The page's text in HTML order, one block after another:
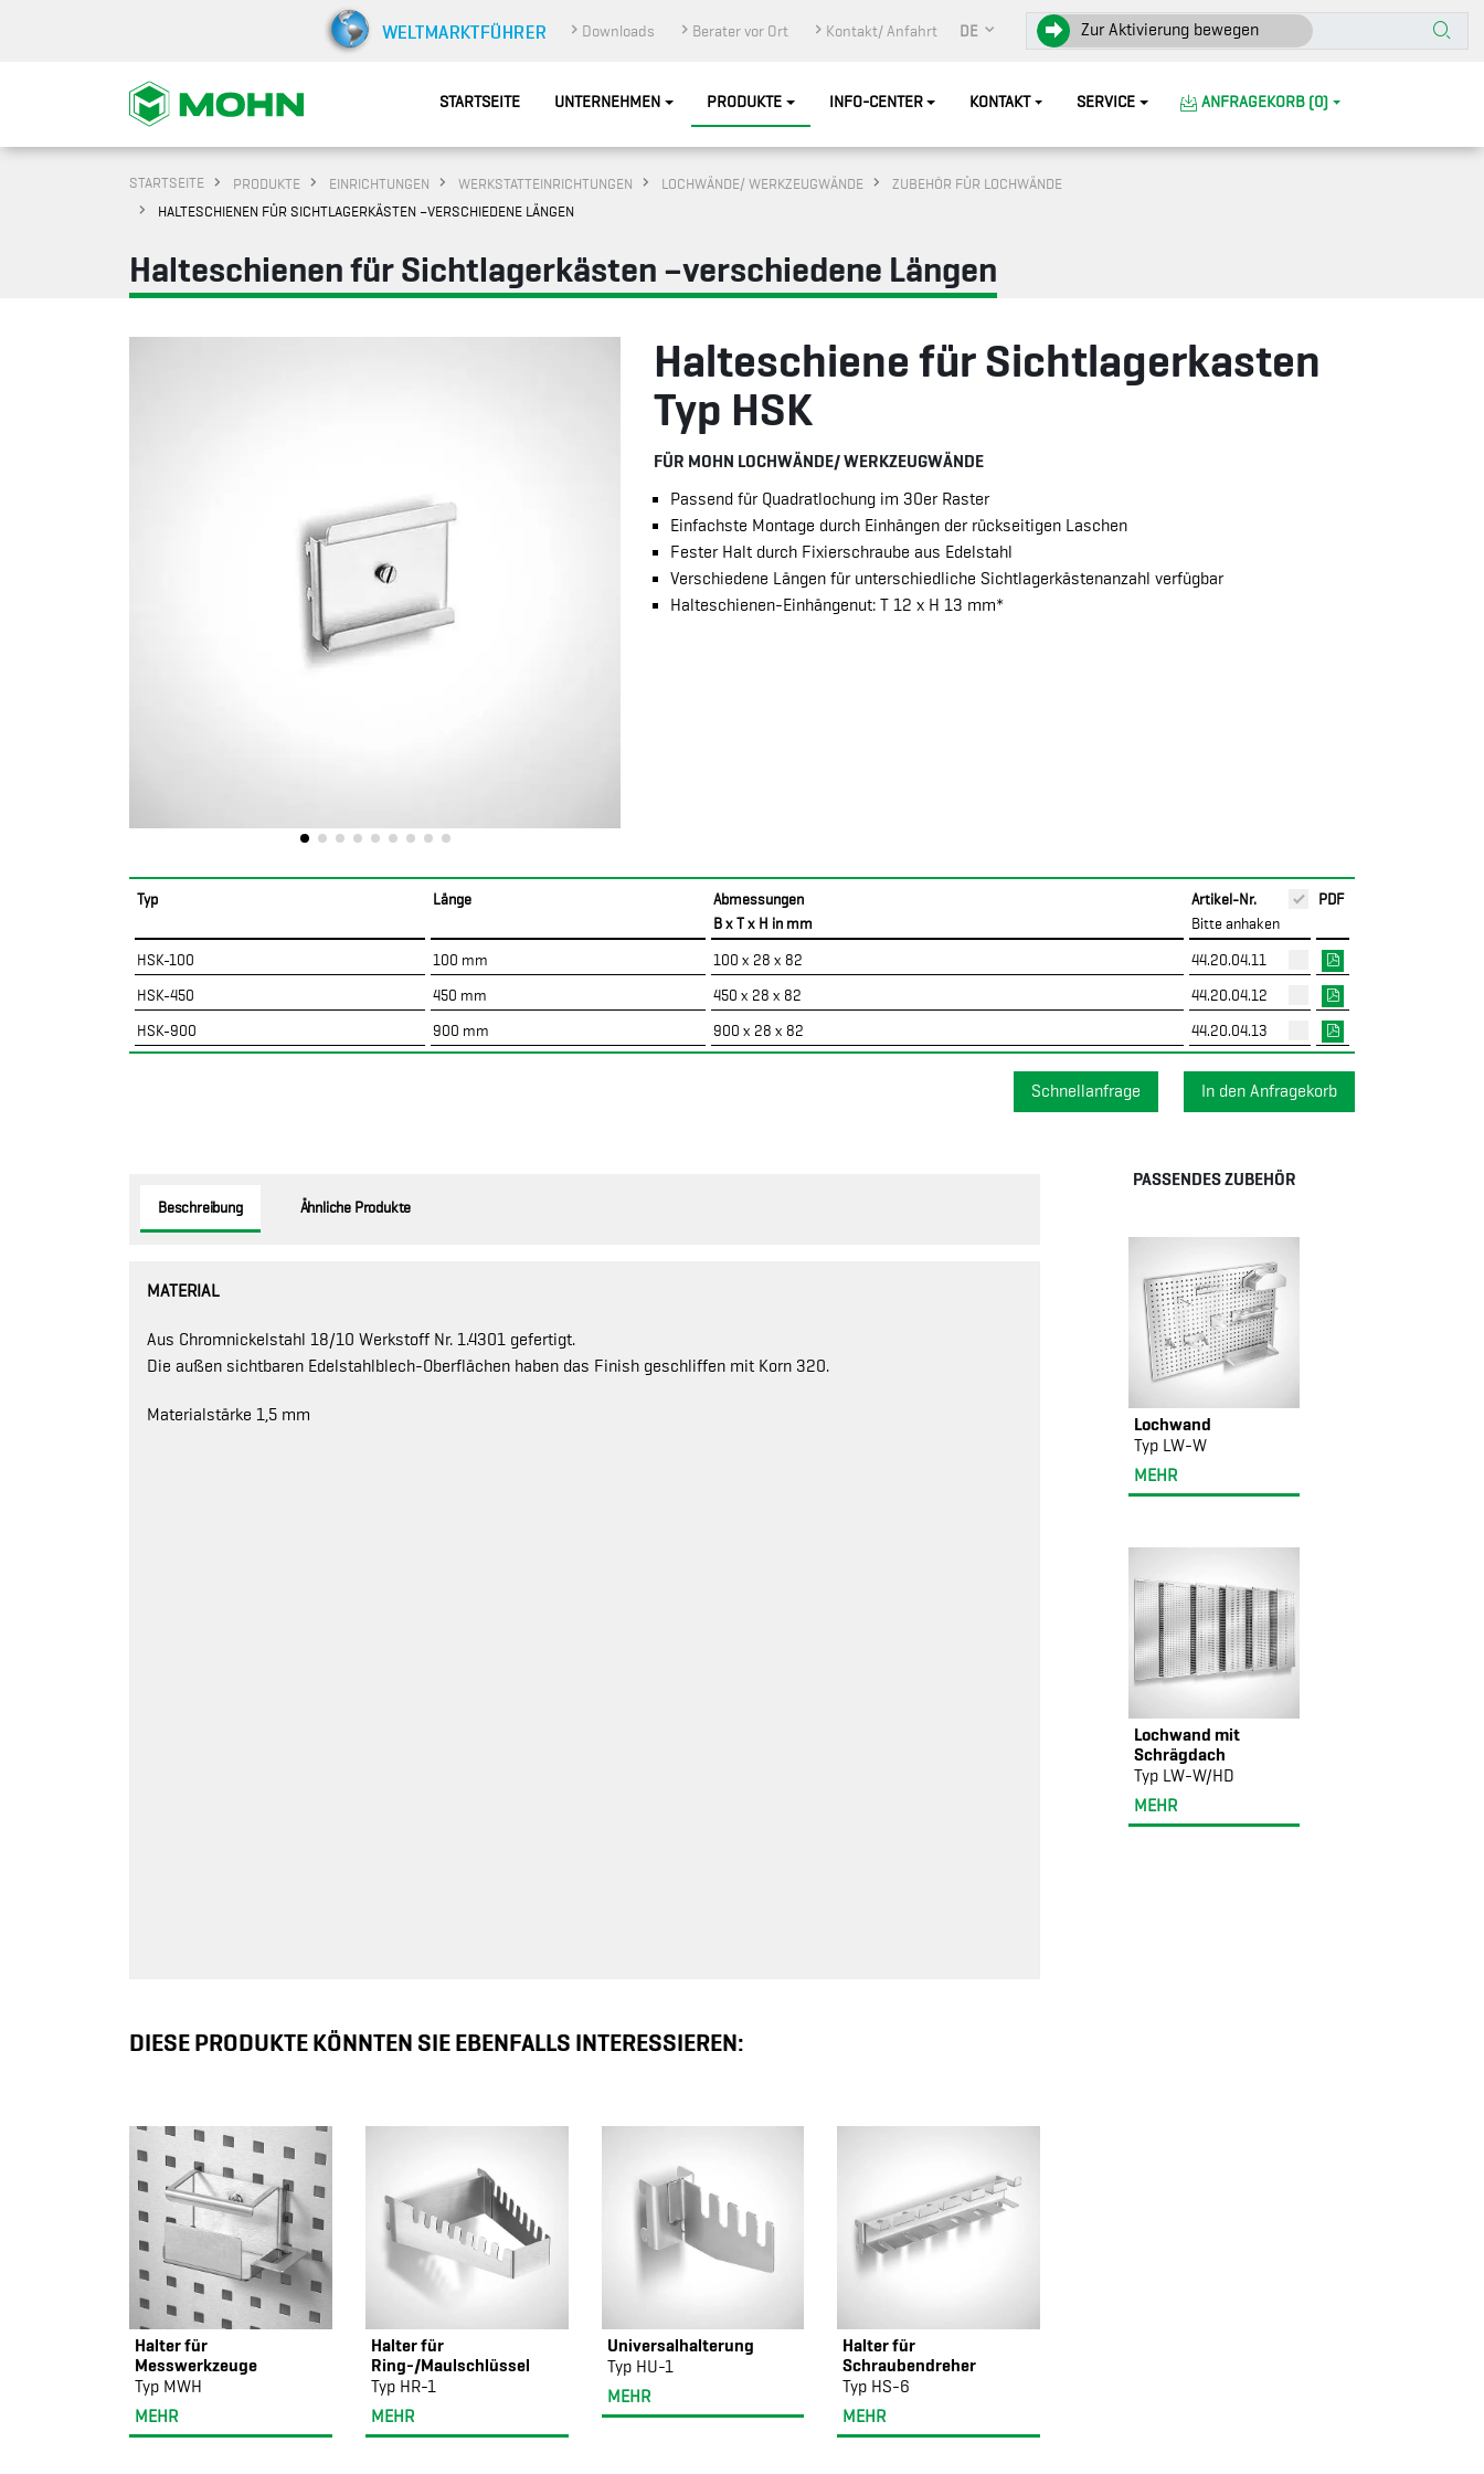
Downloads Berater vor Ort Kontakt/ Anfahrt DE Zur Aktivierung bewegen
STARTSEITE UNTERNEHMEN PRODUKTE INFO-CENTER KONTAKT SERVICE ANFRAGEKORB (0)
STARTSEITE PRODUKTE EINRICHTUNGEN WERKSTATTEINRICHTUNGEN LOCHWÄNDE/ WERKZEUGWÄNDE
ZUBEHÖR FÜR LOCHWÄNDE
HALTESCHIENEN FÜR SICHTLAGERKÄSTEN –VERSCHIEDENE LÄNGEN
Halteschienen für Sichtlagerkästen –verschiedene Längen
Halteschiene für Sichtlagerkasten
Typ HSK
FÜR MOHN LOCHWÄNDE/ WERKZEUGWÄNDE
Passend für Quadratlochung im 30er Raster
Einfachste Montage durch Einhängen der rückseitigen Laschen
Fester Halt durch Fixierschraube aus Edelstahl
Verschiedene Längen für unterschiedliche Sichtlagerkästenanzahl verfügbar
Halteschienen-Einhängenut: T 12 x H 13 mm*
Typ Länge
Abmessungen
B x T x H in mm
Artikel-Nr.
Bitte anhaken
PDF
HSK-100 100 mm 100 x 28 x 82
44.20.04.11
HSK-450
450 mm 450 x 28 x 82
44.20.04.12
HSK-900
900 mm 900 x 28 x 82 44.20.04.13
Schnellanfrage
Beschreibung Ähnliche Produkte
MATERIAL
Aus Chromnickelstahl 18/10 Werkstoff Nr. 1.4301 gefertigt.
Die außen sichtbaren Edelstahlblech-Oberflächen haben das Finish geschliffen mit Korn 320.
Materialstärke 1,5 mm
DIESE PRODUKTE KÖNNTEN SIE EBENFALLS INTERESSIEREN:
Halter für
Messwerkzeuge
Typ MWH
MEHR
Halter für
Ring-/Maulschlüssel
Typ HR-1
MEHR
Universalhalterung
Typ HU-1
MEHR
Halter für
Schraubendreher
Typ HS-6
MEHR
PASSENDES ZUBEHÖR
Lochwand
Typ LW-W
MEHR
Lochwand mit
Schrägdach
Typ LW-W/HD
MEHR